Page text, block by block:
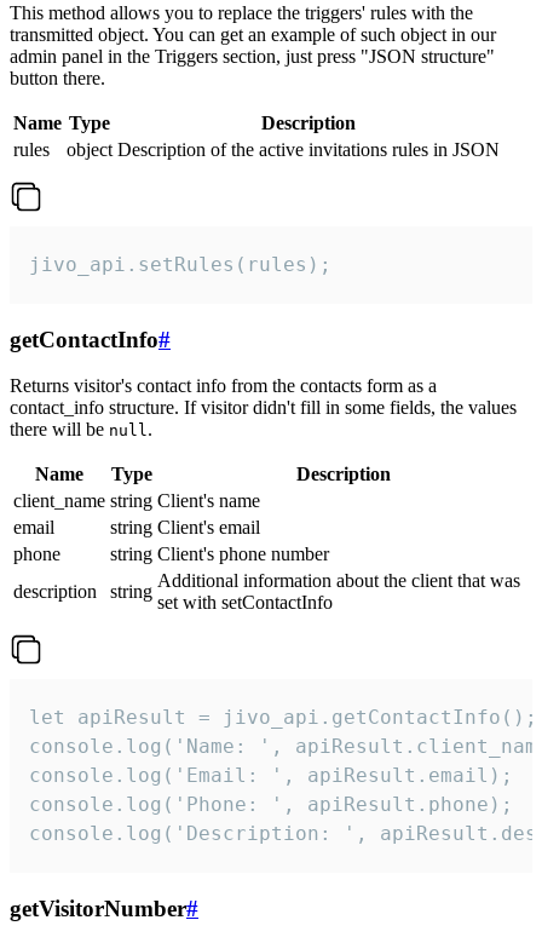
This method allows you to replace the triggers' rules with the
transmitted object. You can get an example of such object in our
admin panel in the Triggers section, just press "JSON structure"
button there.
Name Type
Description
rules
object Description of the active invitations rules in JSON
jivo_api.setRules(rules);
getContactInfo#
Returns visitor's contact info from the contacts form as a
contact_info structure. If visitor didn't fill in some fields, the values
there will be null.
Name Type
Description
client_name string Client's name
email
string Client's email
phone
string Client's phone number
description
string
Additional information about the client that was
set with setContactInfo
let apiResult = jivo_api.getContactInfo();
console.log('Name: ',
console.log('Email: ', apiResult.email);
console.log('Phone: ', apiResult.phone);
console.log('Description: ',
getVisitorNumber#